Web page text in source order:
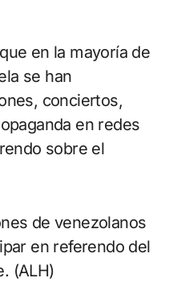
en la mayoría de
se han
conciertos,
en redes
sobre el
de venezolanos
en referendo del
(ALH)